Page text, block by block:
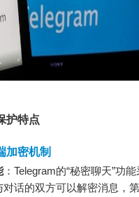
护特点
加密机制
：Telegram的“秘密聊天”功
对话的双方可以解密消息，